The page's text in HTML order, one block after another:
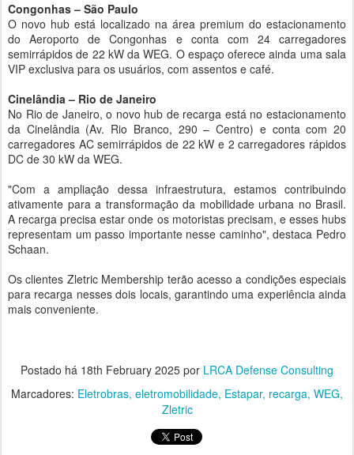
Congonhas – São Paulo
O novo hub está localizado na área premium do estacionamento
do Aeroporto de Congonhas e conta com 24 carregadores
semirrápidos de 22 kW da WEG. O espaço oferece ainda uma sala
VIP exclusiva para os usuários, com assentos e café.
Cinelândia – Rio de Janeiro
No Rio de Janeiro, o novo hub de recarga está no estacionamento
da Cinelândia (Av. Rio Branco, 290 – Centro) e conta com 20
carregadores AC semirrápidos de 22 kW e 2 carregadores rápidos
DC de 30 kW da WEG.
"Com a ampliação dessa infraestrutura, estamos contribuindo
ativamente para a transformação da mobilidade urbana no Brasil.
A recarga precisa estar onde os motoristas precisam, e esses hubs
representam um passo importante nesse caminho", destaca Pedro
Schaan.
Os clientes Zletric Membership terão acesso a condições especiais
para recarga nesses dois locais, garantindo uma experiência ainda
mais conveniente.
Postado há 18th February 2025 por LRCA Defense Consulting
Marcadores: Eletrobras eletromobilidade Estapar recarga WEG
Zletric